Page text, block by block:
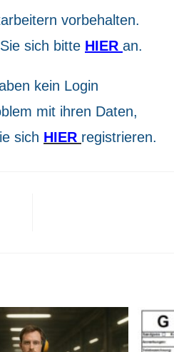
vorbehalten.
sich bitte HIER an.
kein Login
mit ihren Daten,
sich HIER registrieren.